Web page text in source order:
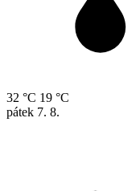
32 °C 19 °C
pátek 7. 8.